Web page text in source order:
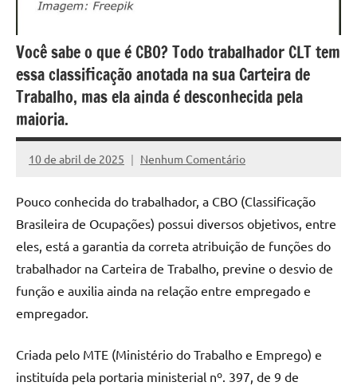
Você sabe o que é CBO? Todo trabalhador CLT tem
essa classificação anotada na sua Carteira de
Trabalho, mas ela ainda é desconhecida pela
maioria.
10 de abril de 2025
Assessoria
Nenhum Comentário
Pouco conhecida do trabalhador, a CBO (Classificação
Brasileira de Ocupações) possui diversos objetivos, entre
eles, está a garantia da correta atribuição de funções do
trabalhador na Carteira de Trabalho, previne o desvio de
função e auxilia ainda na relação entre empregado e
empregador.
Criada pelo MTE (Ministério do Trabalho e Emprego) e
instituída pela portaria ministerial nº. 397, de 9 de